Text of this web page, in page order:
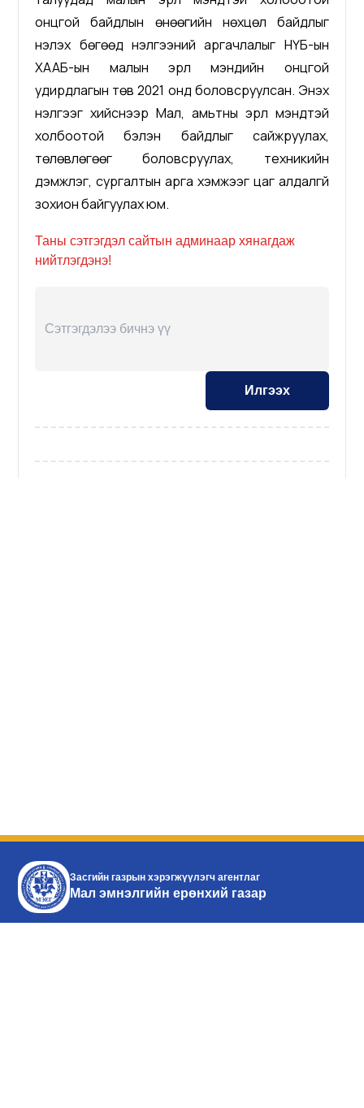
онцгой байдлын өнөөгийн нөхцөл байдлыг
үнэлэх бөгөөд үнэлгээний аргачлалыг НҮБ-ын
ХААБ-ын малын эрүүл мэндийн онцгой
удирдлагын төв 2021 онд боловсруулсан. Энэхүү
үнэлгээг хийснээр Мал, амьтны эрүүл мэндтэй
холбоотой бэлэн байдлыг сайжруулах,
төлөвлөгөөг боловсруулах, техникийн
дэмжлэг, сургалтын арга хэмжээг цаг алдалгүй
зохион байгуулах юм.
Таны сэтгэгдэл сайтын админаар хянагдаж
нийтлэгдэнэ!
Засгийн газрын хэрэгжүүлэгч агентлаг
Мал эмнэлгийн ерөнхий газар